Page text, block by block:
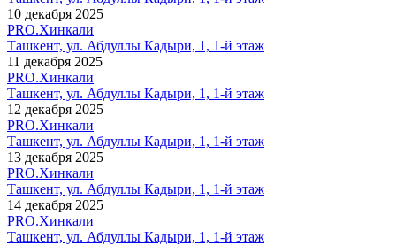
10 декабря 2025
PRO.Хинкали
Ташкент, ул. Абдуллы Кадыри, 1, 1-й этаж
11 декабря 2025
PRO.Хинкали
Ташкент, ул. Абдуллы Кадыри, 1, 1-й этаж
12 декабря 2025
PRO.Хинкали
Ташкент, ул. Абдуллы Кадыри, 1, 1-й этаж
13 декабря 2025
PRO.Хинкали
Ташкент, ул. Абдуллы Кадыри, 1, 1-й этаж
14 декабря 2025
PRO.Хинкали
Ташкент, ул. Абдуллы Кадыри, 1, 1-й этаж